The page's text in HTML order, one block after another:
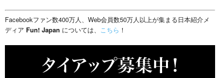
Facebookファン数400万人、Web会員数50万人以上が集まる日本紹介メ
ディア Fun! Japan については、 こちら ！